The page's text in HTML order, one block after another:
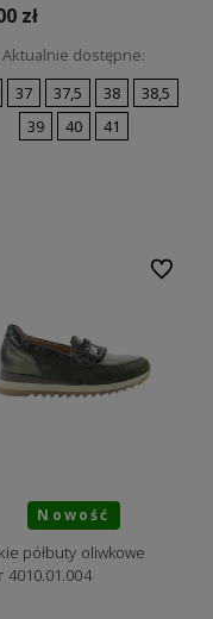
zł
Aktualnie dostępne:
37 37,5 38
38,5
39
40 41
Nowość
półbuty oliwkowe
4010.01.004
Do